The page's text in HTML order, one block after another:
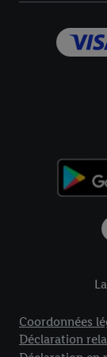
Coordonnées
Déclaration
pour l’avenir
données Vous